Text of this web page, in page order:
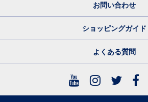
お問い合わせ
ショッピングガイド
よくある質問